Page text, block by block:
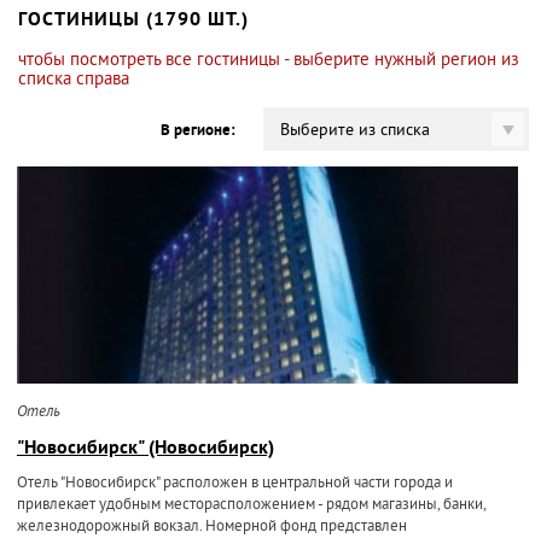
ГОСТИНИЦЫ (1790 ШТ.)
чтобы посмотреть все гостиницы - выберите нужный регион из
списка справа
В регионе: Выберите из списка
Отель
"Новосибирск" (Новосибирск)
Отель "Новосибирск" расположен в центральной части города и
привлекает удобным месторасположением - рядом магазины, банки,
железнодорожный вокзал. Номерной фонд представлен